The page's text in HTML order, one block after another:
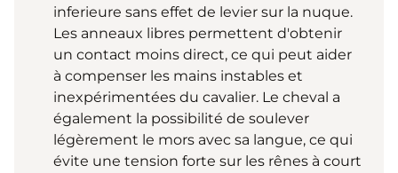
inferieure sans effet de levier sur la nuque.
Les anneaux libres permettent d'obtenir
un contact moins direct, ce qui peut aider
à compenser les mains instables et
inexpérimentées du cavalier. Le cheval a
également la possibilité de soulever
légèrement le mors avec sa langue, ce qui
évite une tension forte sur les rênes à court